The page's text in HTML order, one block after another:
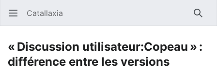
Ouvrir le menu principal Catallaxia
« Discussion utilisateur:Copeau » :
différence entre les versions